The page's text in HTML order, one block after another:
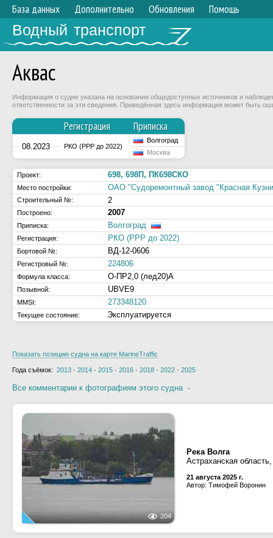
База данных Дополнительно Обновления Помощь
Водный транспорт
Аквас
Информация о судне указана на основании общедоступных источников и
ответственности за эти сведения. Приведённая здесь информация может быть
Регистрация Приписка
08.2023 РКО (РРР до 2022)
Волгоград
Москва
Проект: 698, 698П, ПК698СКО
Место постройки: ОАО "Судоремонтный завод "Красная
Строительный №: 2
Построено: 2007
Приписка: Волгоград
Регистрация: РКО (РРР до 2022)
Бортовой №: ВД-12-0606
Регистровый №: 224806
Формула класса: О-ПР2,0 (лед20)А
Позывной: UBVE9
MMSI: 273348120
Текущее состояние: Эксплуатируется
Показать позицию судна на карте MarineTraffic
Года съёмок: 2013 · 2014 · 2015 · 2016 · 2018 · 2022 · 2025
Все комментарии к фотографиям этого судна·
204
Река Волга
Астраханская
21 августа 2025 г.
Автор: Тимофей Воронин